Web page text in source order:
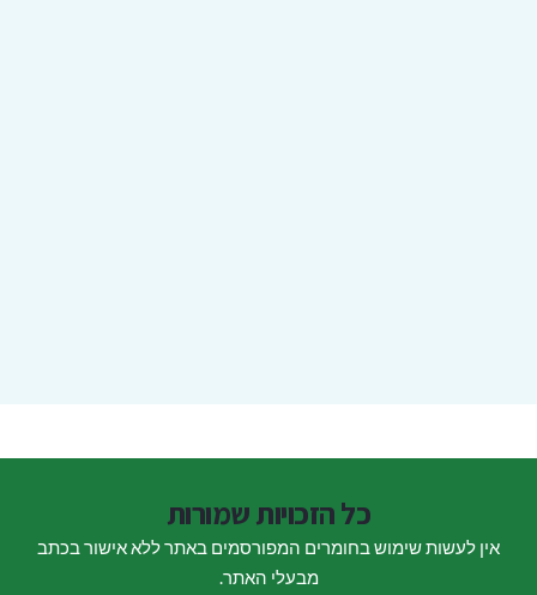
כל הזכויות שמורות
אין לעשות שימוש בחומרים המפורסמים באתר ללא אישור בכתב
מבעלי האתר.